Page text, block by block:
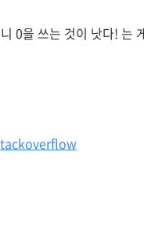
0을 쓰는 것이 낫다! 는